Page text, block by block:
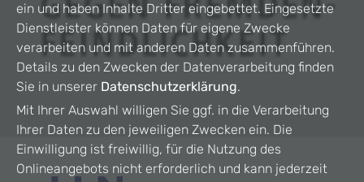
ein und haben Inhalte Dritter eingebettet. Eingesetzte
Dienstleister können Daten für eigene Zwecke
verarbeiten und mit anderen Daten zusammenführen.
Details zu den Zwecken der Datenverarbeitung finden
Sie in unserer Datenschutzerklärung.
Mit Ihrer Auswahl willigen Sie ggf. in die Verarbeitung
Ihrer Daten zu den jeweiligen Zwecken ein. Die
Einwilligung ist freiwillig, für die Nutzung des
Onlineangebots nicht erforderlich und kann jederzeit